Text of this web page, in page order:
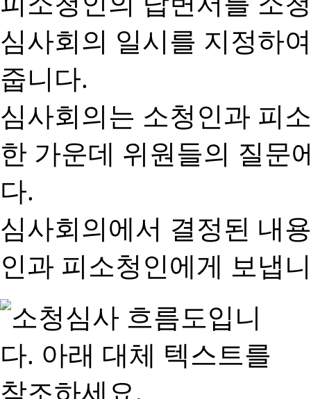
심사회의 일시를 지정하
줍니다.
심사회의는 소청인과 피
한 가운데 위원들의 질문
다.
심사회의에서 결정된 내
인과 피소청인에게 보냅